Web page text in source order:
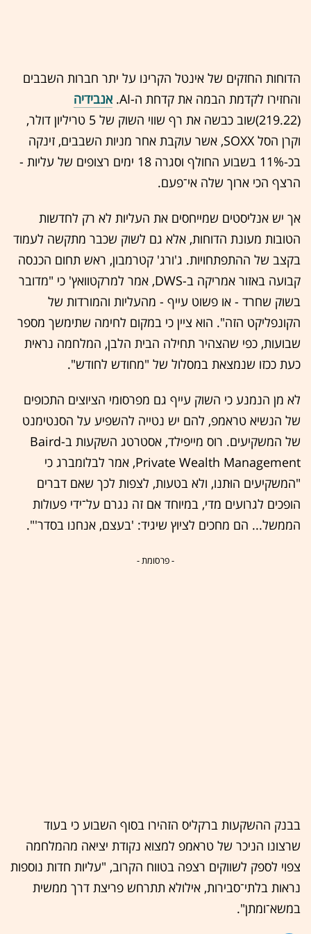
הדוחות החזקים של אינטל הקרינו על יתר חברות השבבים
והחזירו לקדמת הבמה את קדחת ה-AI.
אנבידיה
(219.22)שוב כבשה את רף שווי השוק של 5 טריליון דולר,
וקרן הסל SOXX, אשר עוקבת אחר מניות השבבים, זינקה
בכ-11% בשבוע החולף וסגרה 18 ימים רצופים של עליות -
הרצף הכי ארוך שלה אי־פעם.
אך יש אנליסטים שמייחסים את העליות לא רק לחדשות
הטובות מעונת הדוחות, אלא גם לשוק שכבר מתקשה לעמוד
בקצב של ההתפתחויות. ג'ורג' קטרמבון, ראש תחום הכנסה
קבועה באזור אמריקה ב-DWS, אמר למרקטוואץ' כי "מדובר
בשוק שחרד - או פשוט עייף - מהעליות והמורדות של
הקונפליקט הזה". הוא ציין כי במקום לחימה שתימשך מספר
שבועות, כפי שהצהיר תחילה הבית הלבן, המלחמה נראית
כעת ככזו שנמצאת במסלול של "מחודש לחודש".
לא מן הנמנע כי השוק עייף גם מפרסומי הציוצים התכופים
של הנשיא טראמפ, להם יש נטייה להשפיע על הסנטימנט
של המשקיעים. רוס מייפילד, אסטרטג השקעות ב-Baird
Private Wealth Management, אמר לבלומברג כי
"המשקיעים הוּתנו, ולא בטעות, לצפות לכך שאם דברים
הופכים לגרועים מדי, במיוחד אם זה נגרם על־ידי פעולות
הממשל... הם מחכים לציוץ שיגיד: 'בעצם, אנחנו בסדר'".
- פרסומת -
בבנק ההשקעות ברקליס הזהירו בסוף השבוע כי בעוד
שרצונו הניכר של טראמפ למצוא נקודת יציאה מהמלחמה
צפוי לספק לשווקים רצפה בטווח הקרוב, "עליות חדות נוספות
נראות בלתי־סבירות, אילולא תתרחש פריצת דרך ממשית
במשא־ומתן".